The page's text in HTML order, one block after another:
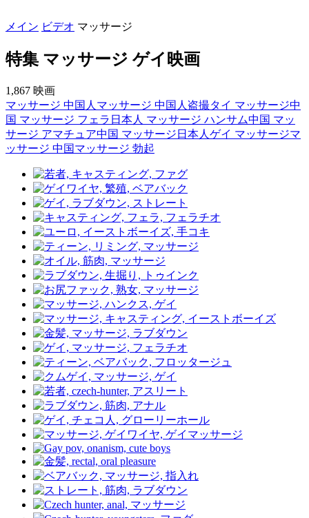
メイン ビデオ マッサージ
特集 マッサージ ゲイ映画
1,867 映画
マッサージ 中国人 マッサージ 中国人盗撮タイ マッサージ中
国 マッサージ フェラ 日本人 マッサージ ハンサム中国 マッ
サージ アマチュア中国 マッサージ 日本人ゲイ マッサージマ
ッサージ 中国マッサージ 勃起